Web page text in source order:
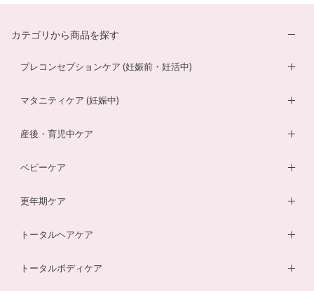
カテゴリから商品を探す
プレコンセプションケア (妊娠前・妊活中)
妊活サプリ
酵素ドリンク
温活シルク腹巻き
マタニティケア (妊娠中)
葉酸サプリ
産後・育児中ケア
DHA・EPAサプリ
ベビーケア
ベビーオイル
更年期ケア
薬用入浴剤
トータルヘアケア
ヘアローション
トータルボディケア